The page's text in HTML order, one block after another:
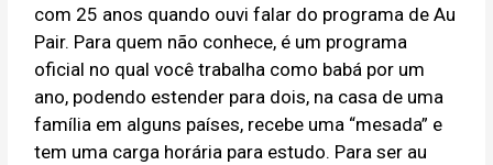
com 25 anos quando ouvi falar do programa de Au
Pair. Para quem não conhece, é um programa
oficial no qual você trabalha como babá por um
ano, podendo estender para dois, na casa de uma
família em alguns países, recebe uma “mesada” e
tem uma carga horária para estudo. Para ser au